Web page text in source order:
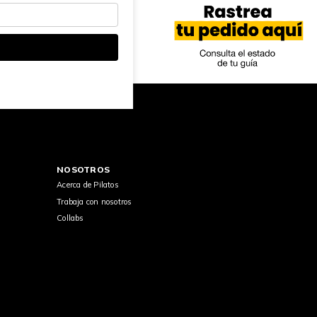
NOSOTROS
Acerca de Pilatos
Trabaja con nosotros
Collabs